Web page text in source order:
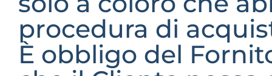
procedura di
È obbligo del